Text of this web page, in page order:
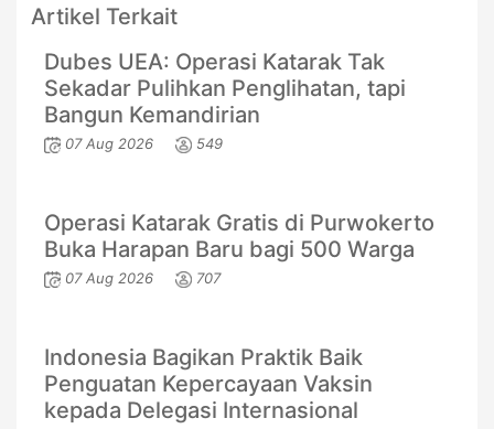
Artikel Terkait
Dubes UEA: Operasi Katarak Tak
Sekadar Pulihkan Penglihatan, tapi
Bangun Kemandirian
07 Aug 2026 549
Operasi Katarak Gratis di Purwokerto
Buka Harapan Baru bagi 500 Warga
07 Aug 2026 707
Indonesia Bagikan Praktik Baik
Penguatan Kepercayaan Vaksin
kepada Delegasi Internasional